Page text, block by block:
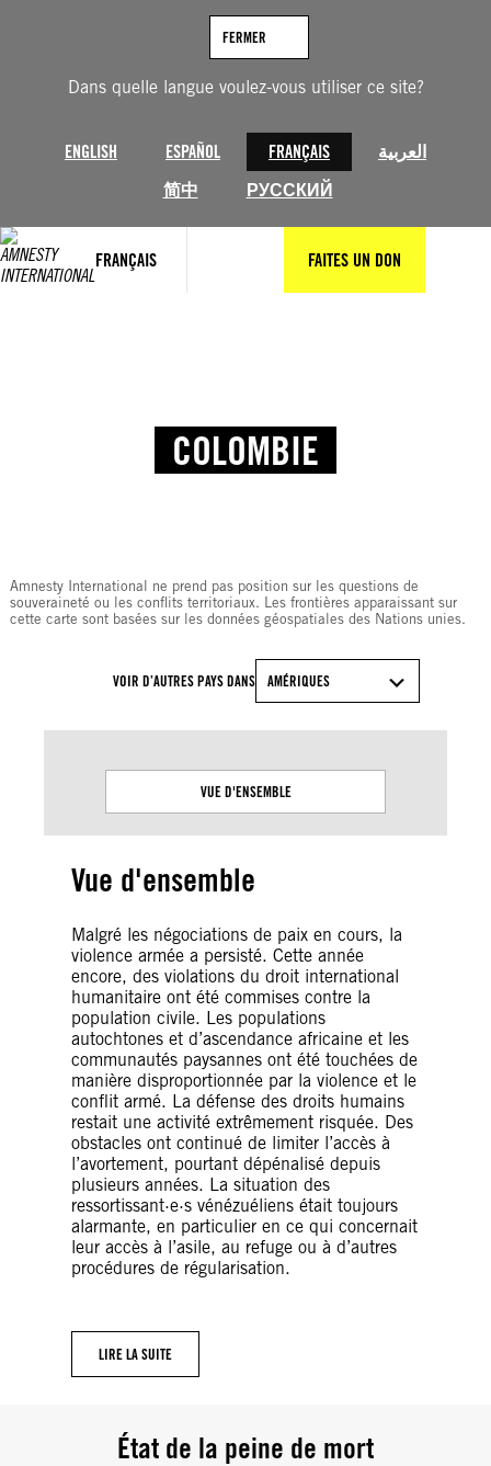
Dans quelle langue voulez-vous utiliser ce site?
ENGLISH ESPAÑOL FRANÇAIS
العربية
简中
РУССКИЙ
FERMER
FRANÇAIS FAITES UN DON
COLOMBIE
Amnesty International ne prend pas position sur les questions de
souveraineté ou les conflits territoriaux. Les frontières apparaissant sur
cette carte sont basées sur les données géospatiales des Nations unies.
VOIR D’AUTRES PAYS DANS AMÉRIQUES
VUE D'ENSEMBLE
Vue d'ensemble
Malgré les négociations de paix en cours, la
violence armée a persisté. Cette année
encore, des violations du droit international
humanitaire ont été commises contre la
population civile. Les populations
autochtones et d’ascendance africaine et les
communautés paysannes ont été touchées de
manière disproportionnée par la violence et le
conflit armé. La défense des droits humains
restait une activité extrêmement risquée. Des
obstacles ont continué de limiter l’accès à
l’avortement, pourtant dépénalisé depuis
plusieurs années. La situation des
ressortissant·e·s vénézuéliens était toujours
alarmante, en particulier en ce qui concernait
leur accès à l’asile, au refuge ou à d’autres
procédures de régularisation.
LIRE LA SUITE
État de la peine de mort